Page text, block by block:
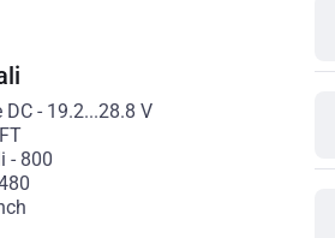
DC- 19.2...28.8 V
- 800